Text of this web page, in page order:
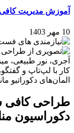
آموزش مدیریت
10 مهر 1403
طراحی کافی
دکوراسیون